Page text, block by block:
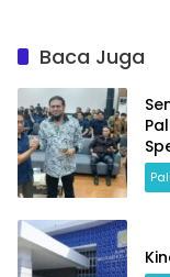
Baca Juga